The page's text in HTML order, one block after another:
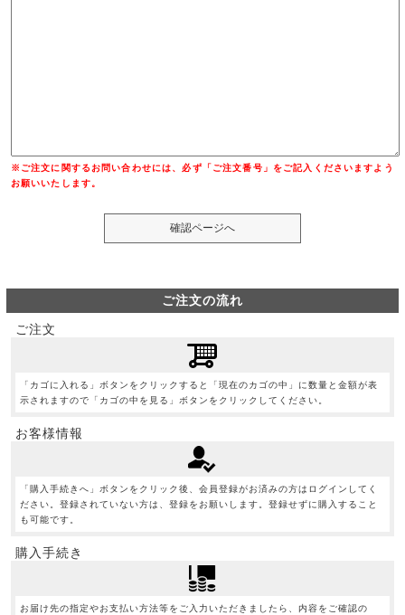
※ご注文に関するお問い合わせには、必ず「ご注文番号」をご記入くださいますよう
お願いいたします。
ご注文の流れ
ご注文
「カゴに入れる」ボタンをクリックすると「現在のカゴの中」に数量と金額が表
示されますので「カゴの中を見る」ボタンをクリックしてください。
お客様情報
「購入手続きへ」ボタンをクリック後、会員登録がお済みの方はログインしてく
ださい。登録されていない方は、登録をお願いします。登録せずに購入すること
も可能です。
購入手続き
お届け先の指定やお支払い方法等をご入力いただきましたら、内容をご確認の